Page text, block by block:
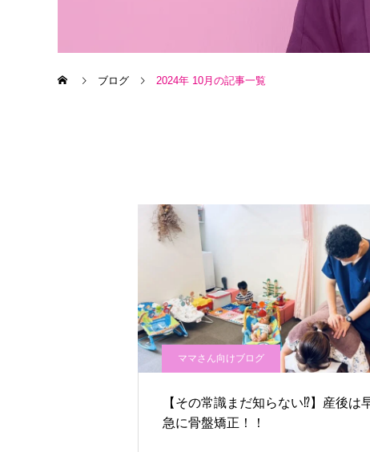
ブログ 2024年 10月の記事一覧
ママさん向けブログ
【その常識まだ知らない⁉】産後は
急に骨盤矯正！！